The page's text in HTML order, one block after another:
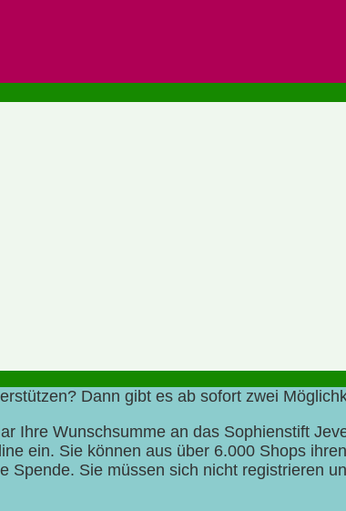
Dann gibt es ab sofort zwei
Ihre Wunschsumme an das Sophienstift
ein. Sie können aus über 6.000 Shops
Spende. Sie müssen sich nicht registrieren